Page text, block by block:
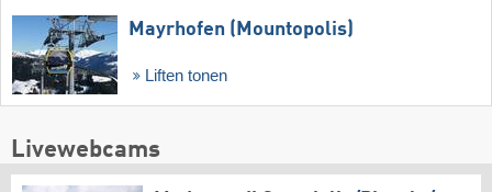
Mayrhofen (Mountopolis)
Liften tonen
Livewebcams